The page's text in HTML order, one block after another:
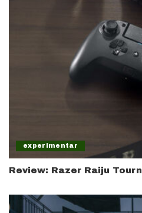
experimentar
Review: Razer Raiju